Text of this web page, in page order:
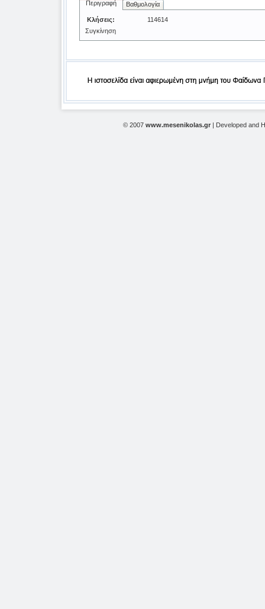
Περιγραφή Βαθμολογία
Κλήσεις:
114614
Συγκίνηση
© 2007 www.mesenikolas.gr | Developed and